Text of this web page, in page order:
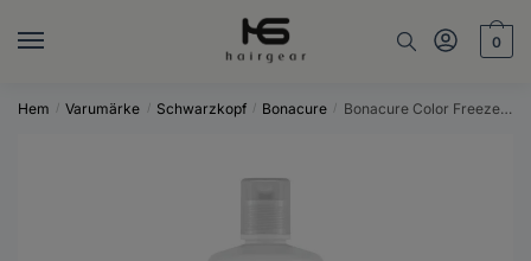
0
Hem / Varumärke / Schwarzkopf / Bonacure / Bonacure Color Freeze Silver Shampoo 1000ml